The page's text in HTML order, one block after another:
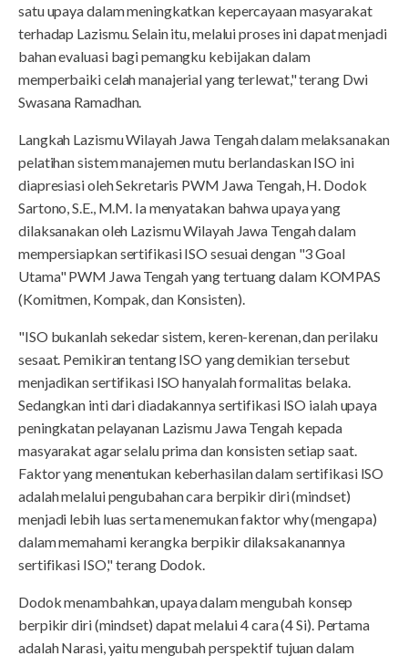
satu upaya dalam meningkatkan kepercayaan masyarakat
terhadap Lazismu. Selain itu, melalui proses ini dapat menjadi
bahan evaluasi bagi pemangku kebijakan dalam
memperbaiki celah manajerial yang terlewat," terang Dwi
Swasana Ramadhan.
Langkah Lazismu Wilayah Jawa Tengah dalam melaksanakan
pelatihan sistem manajemen mutu berlandaskan ISO ini
diapresiasi oleh Sekretaris PWM Jawa Tengah, H. Dodok
Sartono, S.E., M.M. Ia menyatakan bahwa upaya yang
dilaksanakan oleh Lazismu Wilayah Jawa Tengah dalam
mempersiapkan sertifikasi ISO sesuai dengan "3 Goal
Utama" PWM Jawa Tengah yang tertuang dalam KOMPAS
(Komitmen, Kompak, dan Konsisten).
"ISO bukanlah sekedar sistem, keren-kerenan, dan perilaku
sesaat. Pemikiran tentang ISO yang demikian tersebut
menjadikan sertifikasi ISO hanyalah formalitas belaka.
Sedangkan inti dari diadakannya sertifikasi ISO ialah upaya
peningkatan pelayanan Lazismu Jawa Tengah kepada
masyarakat agar selalu prima dan konsisten setiap saat.
Faktor yang menentukan keberhasilan dalam sertifikasi ISO
adalah melalui pengubahan cara berpikir diri (mindset)
menjadi lebih luas serta menemukan faktor why (mengapa)
dalam memahami kerangka berpikir dilaksakanannya
sertifikasi ISO," terang Dodok.
Dodok menambahkan, upaya dalam mengubah konsep
berpikir diri (mindset) dapat melalui 4 cara (4 Si). Pertama
adalah Narasi, yaitu mengubah perspektif tujuan dalam